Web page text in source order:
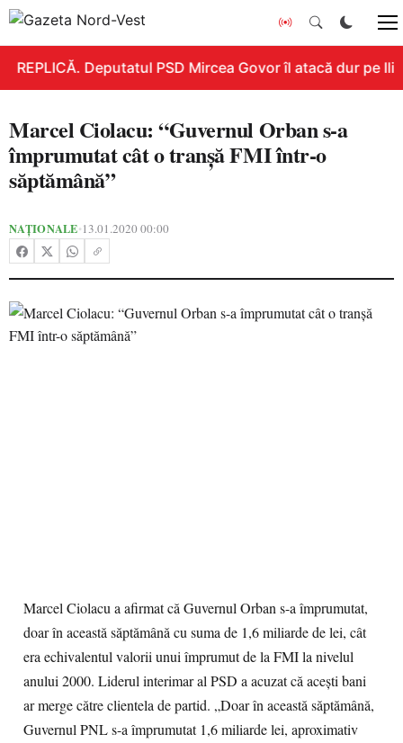
REPLICĂ. Deputatul PSD Mircea Govor îl atacă dur pe
Marcel Ciolacu: “Guvernul Orban s-a
împrumutat cât o tranşă FMI într-o
săptămână”
NAȚIONALE•13.01.2020 00:00
Marcel Ciolacu a afirmat că Guvernul Orban s-a împrumutat,
doar în această săptămână cu suma de 1,6 miliarde de lei, cât
era echivalentul valorii unui împrumut de la FMI la nivelul
anului 2000. Liderul interimar al PSD a acuzat că acești bani
ar merge către clientela de partid. „Doar în această săptămână,
Guvernul PNL s-a împrumutat 1,6 miliarde lei, aproximativ